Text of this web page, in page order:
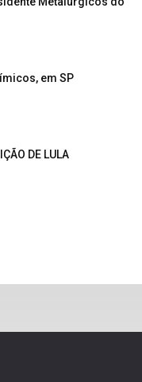
em SP
DE LULA